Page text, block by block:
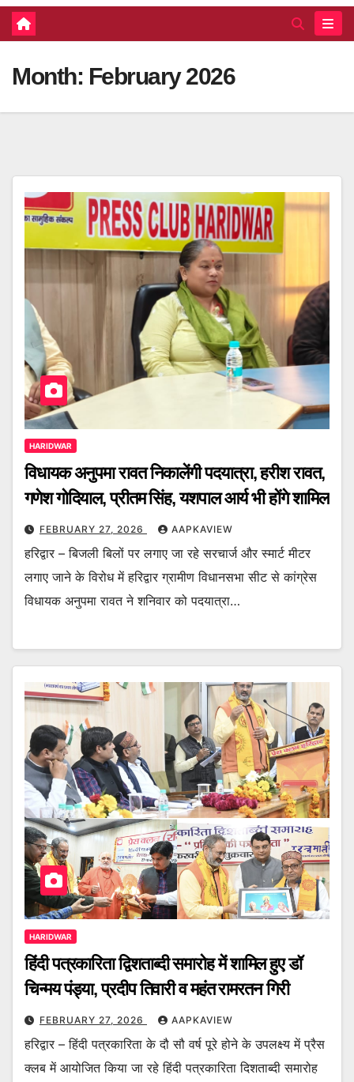
Month: February 2026
HARIDWAR
विधायक अनुपमा रावत निकालेंगी पदयात्रा, हरीश रावत,
गणेश गोदियाल, प्रीतम सिंह, यशपाल आर्य भी होंगे शामिल
FEBRUARY 27, 2026 AAPKAVIEW
हरिद्वार – बिजली बिलों पर लगाए जा रहे सरचार्ज और स्मार्ट मीटर
लगाए जाने के विरोध में हरिद्वार ग्रामीण विधानसभा सीट से कांग्रेस
विधायक अनुपमा रावत ने शनिवार को पदयात्रा…
HARIDWAR
हिंदी पत्रकारिता द्विशताब्दी समारोह में शामिल हुए डॉ
चिन्मय पंड्या, प्रदीप तिवारी व महंत रामरतन गिरी
FEBRUARY 27, 2026 AAPKAVIEW
हरिद्वार – हिंदी पत्रकारिता के दौ सौ वर्ष पूरे होने के उपलक्ष्य में प्रैस
क्लब में आयोजित किया जा रहे हिंदी पत्रकारिता दिशताब्दी समारोह